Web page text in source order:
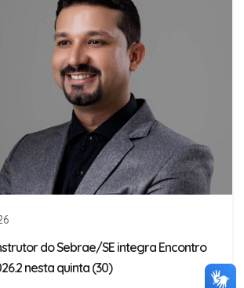
do Sebrae/SE integra Encontro
nesta quinta (30)